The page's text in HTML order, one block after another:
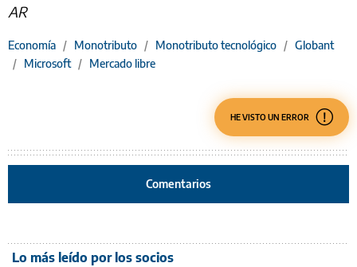
AR
Economía / Monotributo / Monotributo tecnológico / Globant
/ Microsoft / Mercado libre
HE VISTO UN ERROR
Comentarios
Lo más leído por los socios